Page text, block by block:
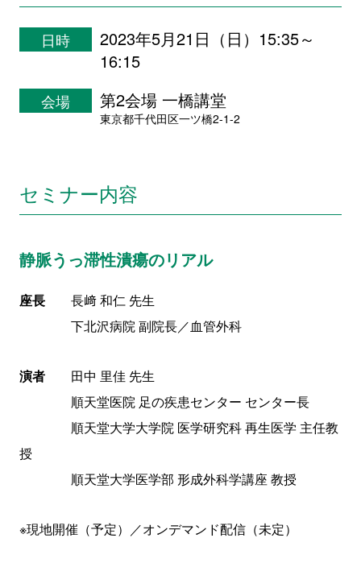
日時
2023年5月21日（日）15:35～
16:15
会場 第2会場 一橋講堂
東京都千代田区一ツ橋2-1-2
セミナー内容
静脈うっ滞性潰瘍のリアル
座長長﨑 和仁 先生
下北沢病院 副院長／血管外科
演者田中 里佳 先生
順天堂医院 足の疾患センター センター長
順天堂大学大学院 医学研究科 再生医学 主任教
授
順天堂大学医学部 形成外科学講座 教授
※現地開催（予定）／オンデマンド配信（未定）